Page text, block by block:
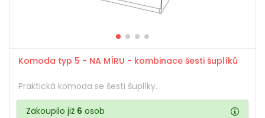
Komoda typ 5 - NA MÍRU - kombinace šesti šuplíků
Praktická komoda se šesti šuplíky.
Zakoupilo již 6 osob